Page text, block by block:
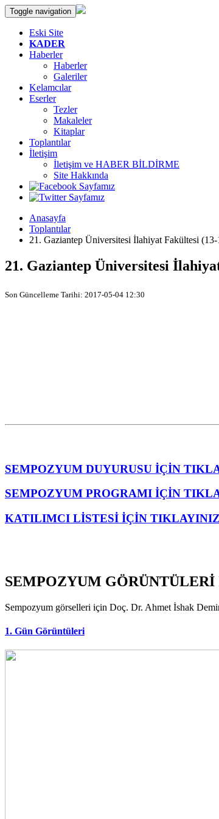
Toggle navigation
Eski Site
KADER
Haberler
Haberler
Galeriler
Kelamcılar
Eserler
Tezler
Makaleler
Kitaplar
Toplantılar
İletişim
İletişim ve HABER BİLDİRME
Site Hakkında
Anasayfa
Toplantılar
21. Gaziantep Üniversitesi İlahiyat Fakültesi
21. Gaziantep Üniversitesi
Son Güncelleme Tarihi: 2017-05-04 12:30
SEMPOZYUM DUYURUSU İÇİN
SEMPOZYUM PROGRAMI İÇİN
KATILIMCI LİSTESİ İÇİN TIKLAYINIZ
SEMPOZYUM
Sempozyum görselleri için Doç. Dr. Ahmet İshak
1. Gün Görüntüleri